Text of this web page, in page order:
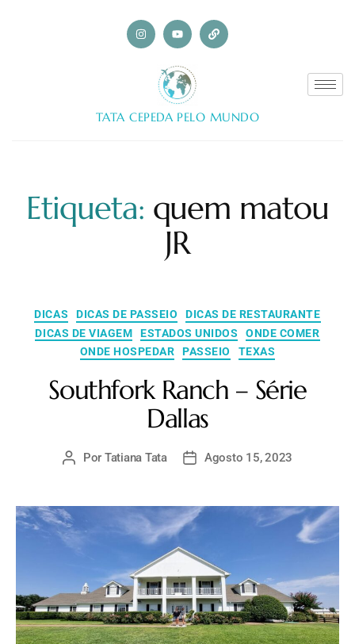
TATA CEPEDA PELO MUNDO
Etiqueta: quem matou
JR
DICAS DICAS DE PASSEIO
DICAS DE RESTAURANTE
DICAS DE VIAGEM
ESTADOS UNIDOS
ONDE COMER
ONDE HOSPEDAR
PASSEIO TEXAS
Southfork Ranch – Série
Dallas
Por Tatiana Tata Agosto 15, 2023